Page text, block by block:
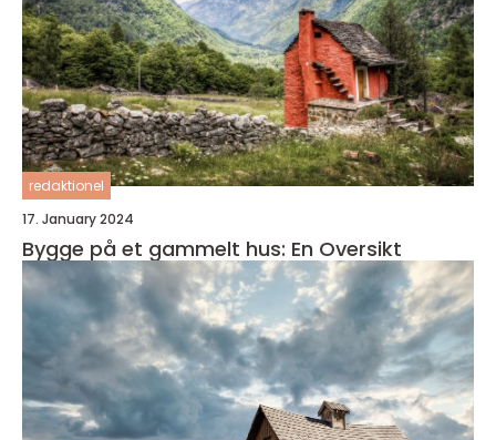
redaktionel
17. January 2024
Bygge på et gammelt hus: En Oversikt